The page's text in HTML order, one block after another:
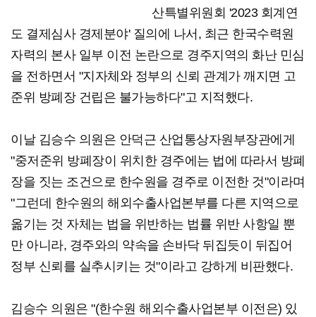
산특별위원회 '2023 회계연
도 결제심사 경제분야' 질의에 나서, 최근 한국수력원
자력의 본사 일부 이전 논란으로 경주지역의 화난 민심
을 전하면서 "지자체와 정부의 신뢰 관계가 깨지면 고
준위 방폐장 건립은 불가능하다"고 지적했다.
이날 김승수 의원은 안덕근 산업통상자원부장관에게
"중저준위 방폐장이 위치한 경주에는 법에 따라서 방폐
장을 짓는 조건으로 한수원을 경주로 이전한 것"이라며
"그런데 한수원의 해외수출사업본부를 다른 지역으로
옮기는 것 자체는 법을 위반하는 법률 위반 사항일 뿐
만 아니라, 경주와의 약속을 손바닥 뒤집듯이 뒤집어
정부 신뢰를 실추시키는 것"이라고 강하게 비판했다.
김승수 의원은 "(한수원 해외수출사업본부 이전은) 있